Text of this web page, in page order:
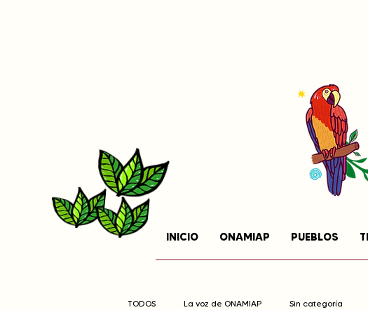
INICIO ONAMIAP PUEBLOS
TODOS La voz de ONAMIAP Sin categoría